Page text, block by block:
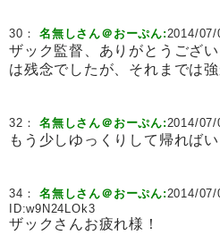
30：名無しさん＠おーぷん:2014/07/
ザック監督、ありがとうござ
は残念でしたが、それまでは強
32：名無しさん＠おーぷん:2014/
もう少しゆっくりして帰れば
34：名無しさん＠おーぷん:2014/07/
ID:w9N24LOk3
ザックさんお疲れ様！